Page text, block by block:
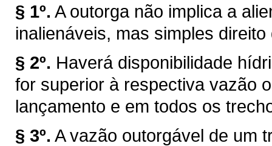
§ 1º. A outorga não implica a
inalienáveis, mas simples direito
§ 2º. Haverá disponibilidade
for superior à respectiva vazão
lançamento e em todos os
§ 3º. A vazão outorgável de um